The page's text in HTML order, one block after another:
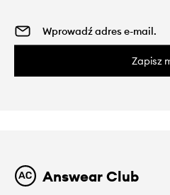
Zapisz
Answear Club